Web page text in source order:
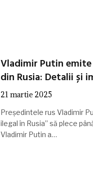
Vladimir Putin
din Rusia: Detalii și
21 martie 2025
Președintele rus Vladimir
ilegal în Rusia” să plece
Vladimir Putin a…